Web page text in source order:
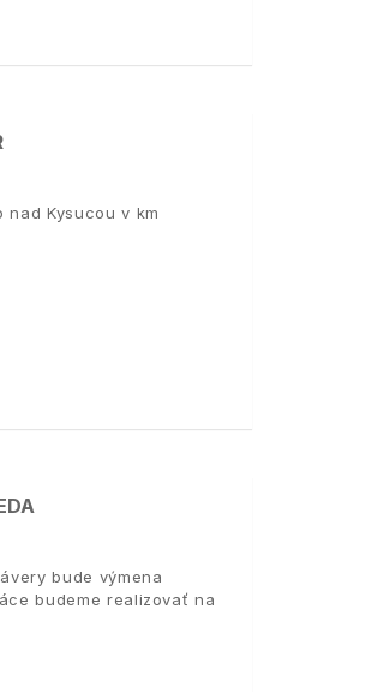
nad Kysucou v km
bude výmena
budeme realizovať na